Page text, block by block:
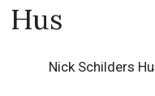
Hus
Nick Schilders